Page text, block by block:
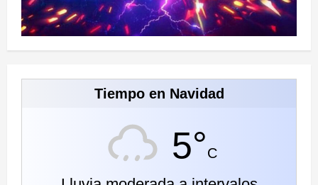
Tiempo en Navidad
5°C